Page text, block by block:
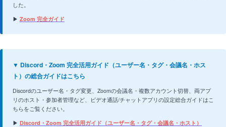
した。
▶ Zoom 完全ガイド
▼ Discord・Zoom 完全活用ガイド（ユーザー名・タグ・会議名・ホス
ト）の総合ガイドはこちら
Discordのユーザー名・タグ変更、Zoomの会議名・複数アカウント切替、両アプ
リのホスト・参加者管理など、ビデオ通話/チャットアプリの設定総合ガイドはこ
ちらをご覧ください。
▶ Discord・Zoom 完全活用ガイド（ユーザー名・タグ・会議名・ホスト）